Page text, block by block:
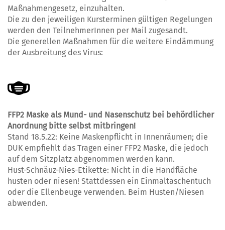
Maßnahmengesetz, einzuhalten.
Die zu den jeweiligen Kursterminen gültigen Regelungen
werden den TeilnehmerInnen per Mail zugesandt.
Die generellen Maßnahmen für die weitere Eindämmung
der Ausbreitung des Virus:
FFP2 Maske als Mund- und Nasenschutz bei behördlicher
Anordnung bitte selbst mitbringen!
Stand 18.5.22: Keine Maskenpflicht in Innenräumen; die
DUK empfiehlt das Tragen einer FFP2 Maske, die jedoch
auf dem Sitzplatz abgenommen werden kann.
Hust-Schnäuz-Nies-Etikette: Nicht in die Handfläche
husten oder niesen! Stattdessen ein Einmaltaschentuch
oder die Ellenbeuge verwenden. Beim Husten/Niesen
abwenden.